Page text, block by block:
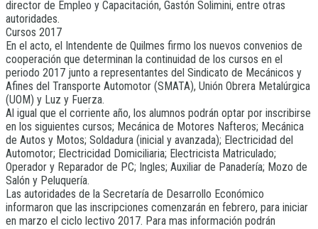
director de Empleo y Capacitación, Gastón Solimini, entre otras
autoridades.
Cursos 2017
En el acto, el Intendente de Quilmes firmo los nuevos convenios de
cooperación que determinan la continuidad de los cursos en el
periodo 2017 junto a representantes del Sindicato de Mecánicos y
Afines del Transporte Automotor (SMATA), Unión Obrera Metalúrgica
(UOM) y Luz y Fuerza.
Al igual que el corriente año, los alumnos podrán optar por inscribirse
en los siguientes cursos; Mecánica de Motores Nafteros; Mecánica
de Autos y Motos; Soldadura (inicial y avanzada); Electricidad del
Automotor; Electricidad Domiciliaria; Electricista Matriculado;
Operador y Reparador de PC; Ingles; Auxiliar de Panadería; Mozo de
Salón y Peluquería.
Las autoridades de la Secretaría de Desarrollo Económico
informaron que las inscripciones comenzarán en febrero, para iniciar
en marzo el ciclo lectivo 2017. Para mas información podrán